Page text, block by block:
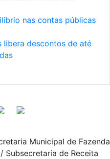
nas contas públicas
libera descontos de até
Municipal de Fazenda
Subsecretaria de Receita